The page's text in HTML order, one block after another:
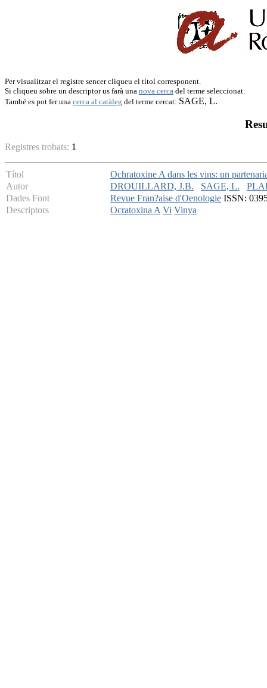
Per visualitzar el registre sencer cliqueu el títol corresponent.
Si cliqueu sobre un descriptor us farà una nova cerca del terme seleccionat.
També es pot fer una cerca al catàleg del terme cercat: SAGE, L.
Registres trobats: 1
Títol
Ochratoxine A dans les vins: un
Autor
DROUILLARD, J.B. SAGE, L.
Dades Font
Revue Fran?aise d'Oenologie ISSN:
Descriptors
Ocratoxina A Vi Vinya